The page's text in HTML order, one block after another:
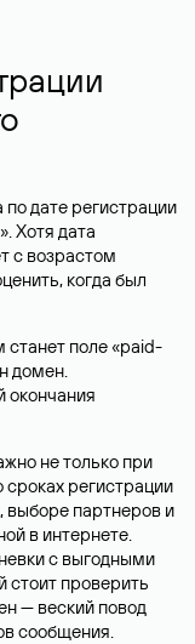
дате регистрации
Хотя дата
с возрастом
когда был
поле «paid-
домен.
окончания
не только при
регистрации
выборе партнеров и
в интернете.
с выгодными
стоит проверить
— веский повод
сообщения.